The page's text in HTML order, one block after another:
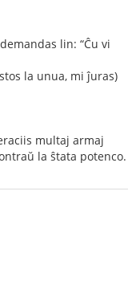
lin: “Ĉu vi
la unua, mi ĵuras)
multaj armaj
la ŝtata potenco.